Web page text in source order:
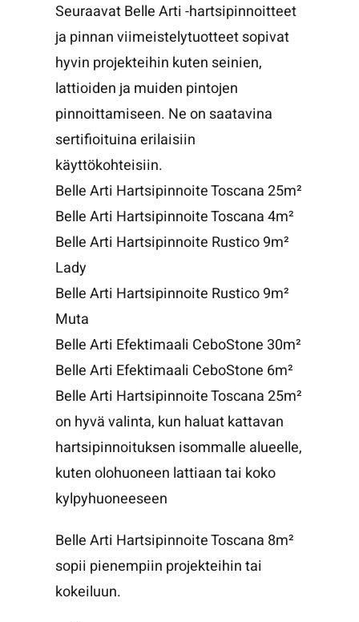
Seuraavat Belle Arti -hartsipinnoitteet
ja pinnan viimeistelytuotteet sopivat
hyvin projekteihin kuten seinien,
lattioiden ja muiden pintojen
pinnoittamiseen. Ne on saatavina
sertifioituina erilaisiin
käyttökohteisiin.
Belle Arti Hartsipinnoite Toscana 25m²
Belle Arti Hartsipinnoite Toscana 4m²
Belle Arti Hartsipinnoite Rustico 9m²
Lady
Belle Arti Hartsipinnoite Rustico 9m²
Muta
Belle Arti Efektimaali CeboStone 30m²
Belle Arti Efektimaali CeboStone 6m²
Belle Arti Hartsipinnoite Toscana 25m²
on hyvä valinta, kun haluat kattavan
hartsipinnoituksen isommalle alueelle,
kuten olohuoneen lattiaan tai koko
kylpyhuoneeseen
Belle Arti Hartsipinnoite Toscana 8m²
sopii pienempiin projekteihin tai
kokeiluun.